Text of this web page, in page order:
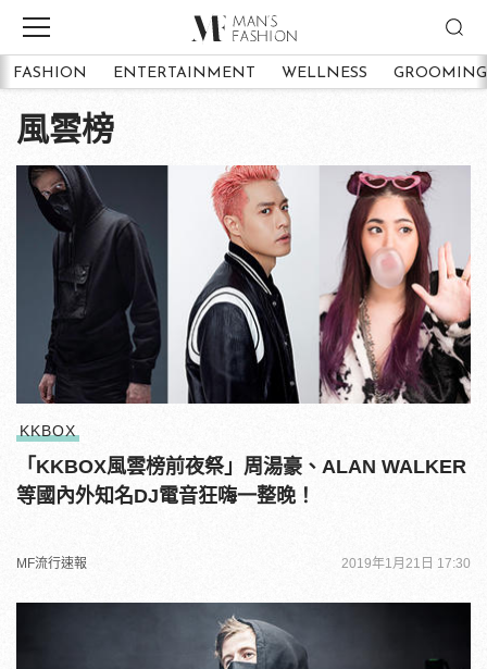
FASHION ENTERTAINMENT WELLNESS GROOMING
風雲榜
KKBOX
「KKBOX風雲榜前夜祭」周湯豪、ALAN WALKER
等國內外知名DJ電音狂嗨一整晚！
MF流行速報 2019年1月21日 17:30